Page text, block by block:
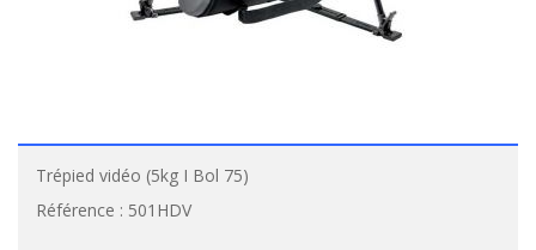
Trépied vidéo (5kg I Bol 75)
Référence : 501HDV